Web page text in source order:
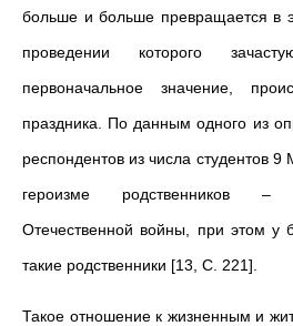
больше и больше превращается в
проведении которого
первоначальное значение,
праздника. По данным одного из
респондентов из числа студентов
героизме родственников –
Отечественной войны, при этом у
такие родственники [13, С. 221].
Такое отношение к жизненным и